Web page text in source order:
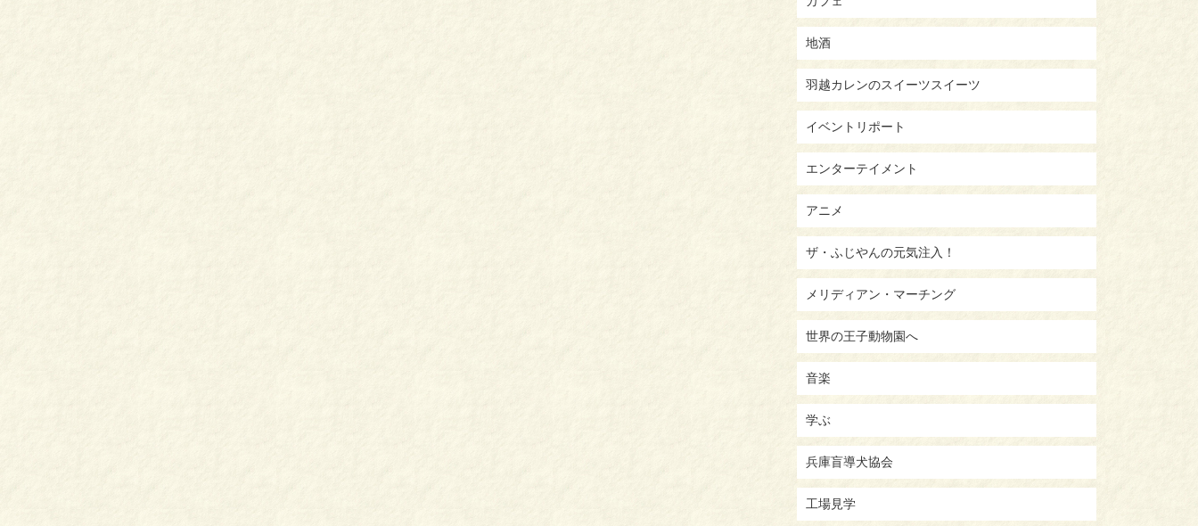
地酒
羽越カレンのスイーツスイーツ
イベントリポート
エンターテイメント
アニメ
ザ・ふじやんの元気注入！
メリディアン・マーチング
世界の王子動物園へ
音楽
学ぶ
兵庫盲導犬協会
工場見学